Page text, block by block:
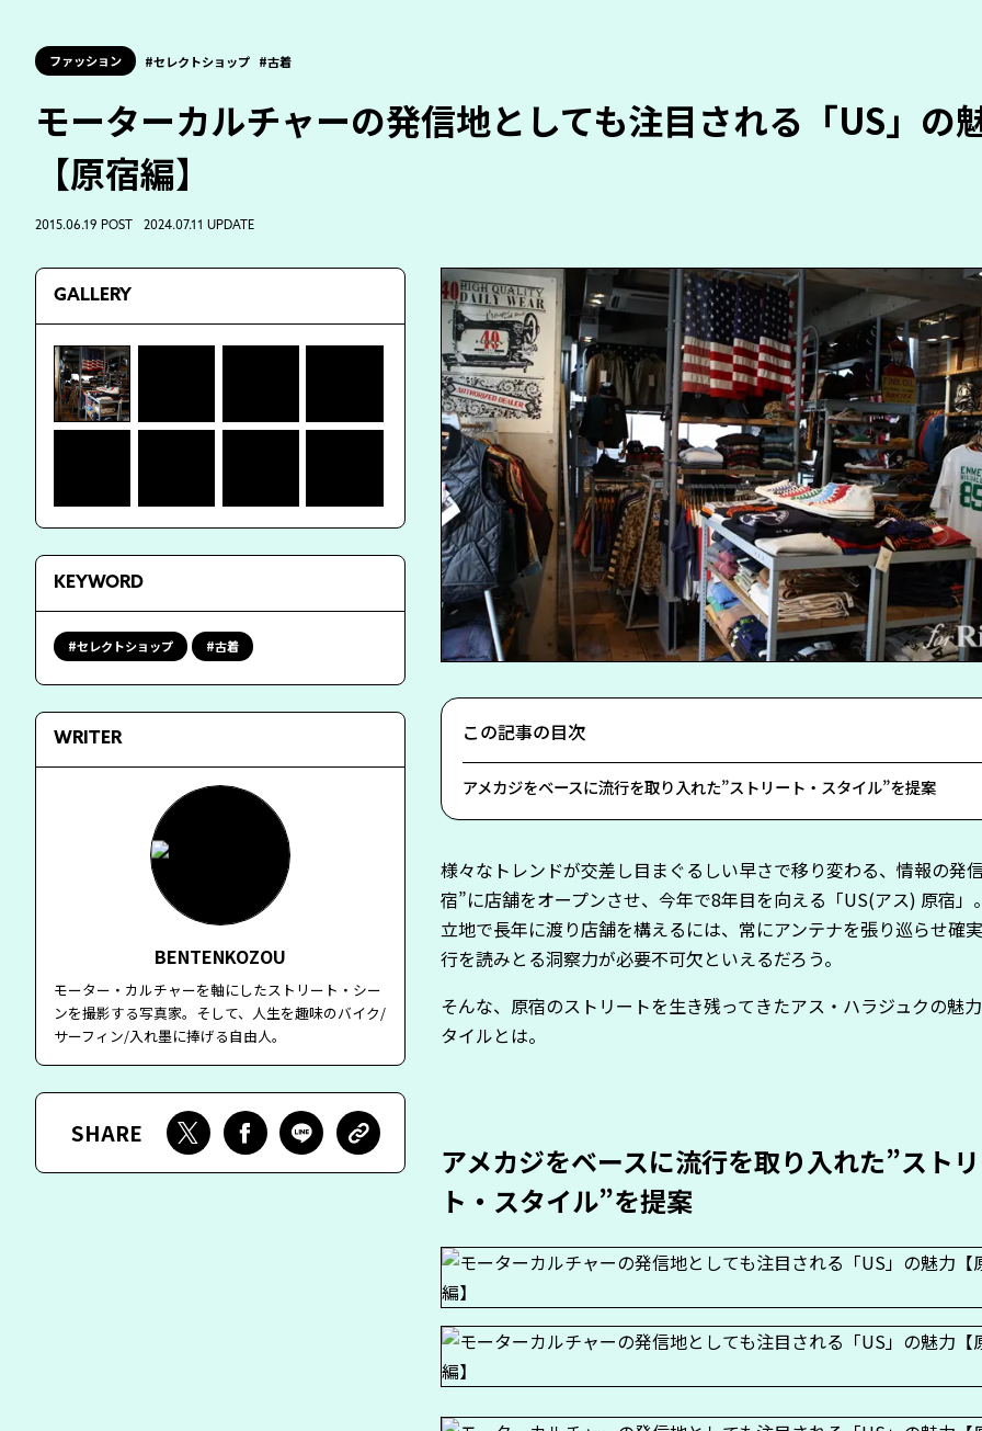
ファッション セレクトショップ 古着
モーターカルチャーの発信地としても注目される「US」の
【原宿編】
2015.06.19 POST 2024.07.11 UPDATE
この記事の目次
アメカジをベースに流行を取り入れた”ストリート・スタイル”を提案
様々なトレンドが交差し目まぐるしい早さで移り変わる、情報の発
宿”に店舗をオープンさせ、今年で8年目を向える「US(アス) 原宿」
立地で長年に渡り店舗を構えるには、常にアンテナを張り巡らせ確
行を読みとる洞察力が必要不可欠といえるだろう。
そんな、原宿のストリートを生き残ってきたアス・ハラジュクの魅
タイルとは。
アメカジをベースに流行を取り入れた”スト
ト・スタイル”を提案
GALLERY
KEYWORD
セレクトショップ 古着
WRITER
BENTENKOZOU
モーター・カルチャーを軸にしたストリート・シー
ンを撮影する写真家。そして、人生を趣味のバイク/
サーフィン/入れ墨に捧げる自由人。
SHARE